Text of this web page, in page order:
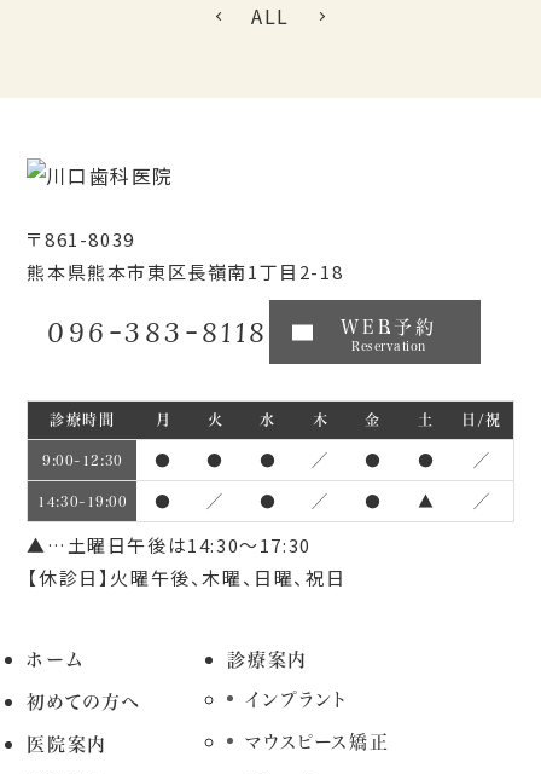
ALL
〒861-8039
熊本県熊本市東区長嶺南1丁目2-18
096-383-8118 WEB予約
Reservation
診療時間 月 火 水 木 金 土 日/祝
9:00~12:30 ● ● ● ／ ● ● ／
14:30~19:00 ● ／ ● ／ ● ▲ ／
▲…土曜日午後は14:30～17:30
【休診日】火曜午後、木曜、日曜、祝日
ホーム
初めての方へ
医院案内
診療案内
インプラント
マウスピース矯正